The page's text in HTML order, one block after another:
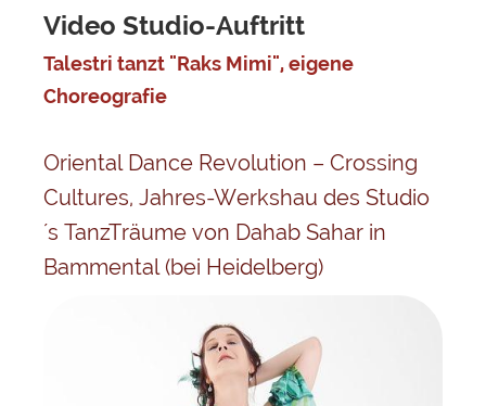
Video Studio-Auftritt
Talestri tanzt "Raks Mimi", eigene
Choreografie
Oriental Dance Revolution – Crossing
Cultures, Jahres-Werkshau des Studio
´s TanzTräume von Dahab Sahar in
Bammental (bei Heidelberg)